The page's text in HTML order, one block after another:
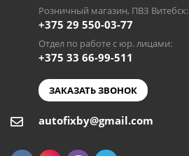
Розничный магазин, ПВЗ Витебск:
+375 29 550-03-77
Отдел по работе с юр. лицами:
+375 33 66-99-511
ЗАКАЗАТЬ ЗВОНОК
autofixby@gmail.com